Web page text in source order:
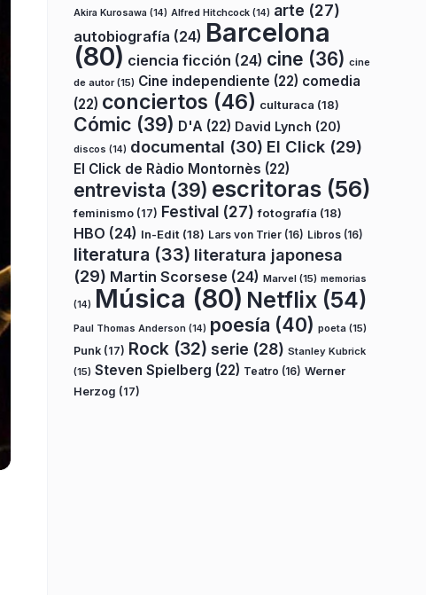
Akira Kurosawa (14) Alfred Hitchcock (14) arte (27)
autobiografía (24) Barcelona
(80) ciencia ficción (24) cine (36) cine
de autor(15) Cine independiente (22) comedia
(22) conciertos (46) culturaca (18)
Cómic (39) D'A (22) David Lynch (20)
discos (14) documental (30) El Click (29)
El Click de Ràdio Montornès (22)
entrevista (39) escritoras (56)
feminismo (17) Festival (27) fotografía (18)
HBO (24) In-Edit (18) Lars von Trier (16) Libros (16)
literatura (33) literatura japonesa
(29) Martin Scorsese (24) Marvel (15) memorias
(14) Música (80) Netflix (54)
Paul Thomas Anderson (14) poesía (40) poeta (15)
Punk (17) Rock (32) serie (28) Stanley Kubrick
(15) Steven Spielberg (22) Teatro (16) Werner
Herzog (17)